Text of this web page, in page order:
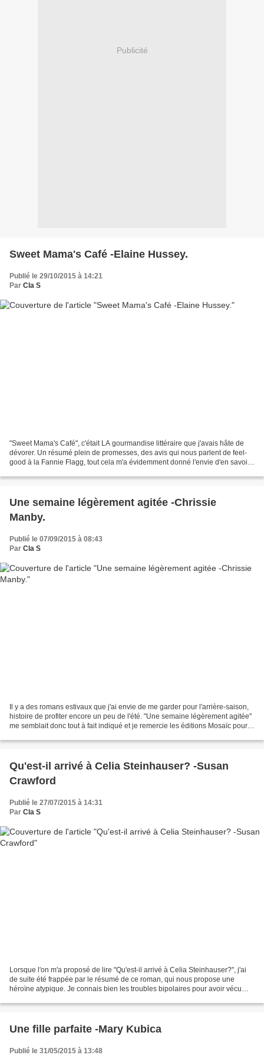
Publicité
Sweet Mama's Café -Elaine Hussey.
Publié le 29/10/2015 à 14:21
Par Cla S
"Sweet Mama's Café", c'était LA gourmandise littéraire que j'avais hâte de
dévorer. Un résumé plein de promesses, des avis qui nous parlent de feel-
good à la Fannie Flagg, tout cela m'a évidemment donné l'envie d'en savoir
Une semaine légèrement agitée -Chrissie
Manby.
Publié le 07/09/2015 à 08:43
Par Cla S
Il y a des romans estivaux que j'ai envie de me garder pour l'arrière-saison,
histoire de profiter encore un peu de l'été. "Une semaine légèrement agitée"
me semblait donc tout à fait indiqué et je remercie les éditions Mosaïc pour
Qu'est-il arrivé à Celia Steinhauser? -Susan
Crawford
Publié le 27/07/2015 à 14:31
Par Cla S
Lorsque l'on m'a proposé de lire "Qu'est-il arrivé à Celia Steinhauser?", j'ai
de suite été frappée par le résumé de ce roman, qui nous propose une
héroïne atypique. Je connais bien les troubles bipolaires pour avoir vécu
Une fille parfaite -Mary Kubica
Publié le 31/05/2015 à 13:48